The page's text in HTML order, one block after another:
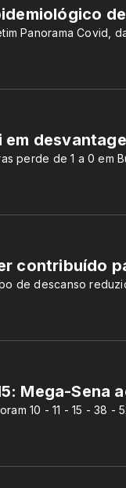
Panorama Covid,
em
perde de 1 a 0 em
contribuído
de descanso
Mega-Sena
10 - 11 - 15 - 38 -